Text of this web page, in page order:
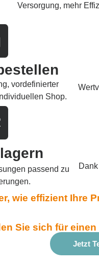
Versorgung, mehr
vordefinierter
Shop.
passend zu
wie effizient Ihre
Sie sich für
Jetzt